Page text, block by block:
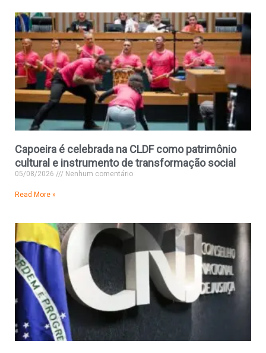
Capoeira é celebrada na CLDF como patrimônio
cultural e instrumento de transformação social
05/08/2026 Nenhum comentário
Read More »